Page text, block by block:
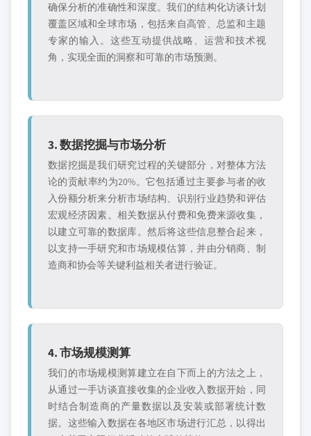
确保分析的准确性和深度。我们的结构化访谈计划
覆盖区域和全球市场，包括来自高管、总监和主题
专家的输入。这些互动提供战略、运营和技术视
角，实现全面的洞察和可靠的市场预测。
3. 数据挖掘与市场分析
数据挖掘是我们研究过程的关键部分，对整体方法
论的贡献率约为20%。它包括通过主要参与者的收
入份额分析来分析市场结构、识别行业趋势和评估
宏观经济因素。相关数据从付费和免费来源收集，
以建立可靠的数据库。然后将这些信息整合起来，
以支持一手研究和市场规模估算，并由分销商、制
造商和协会等关键利益相关者进行验证。
4. 市场规模测算
我们的市场规模测算建立在自下而上的方法之上，
从通过一手访谈直接收集的企业收入数据开始，同
时结合制造商的产量数据以及安装或部署统计数
据。这些输入数据在各地区市场进行汇总，以得出